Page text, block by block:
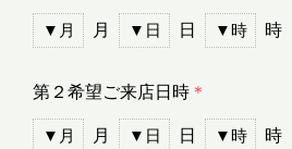
月
日 時
第２希望ご来店日時 ＊
月
日 時